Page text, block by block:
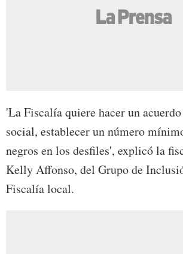
'La Fiscalía quiere hacer un
social, establecer un número
negros en los desfiles', explicó la
Kelly Affonso, del Grupo de
Fiscalía local.